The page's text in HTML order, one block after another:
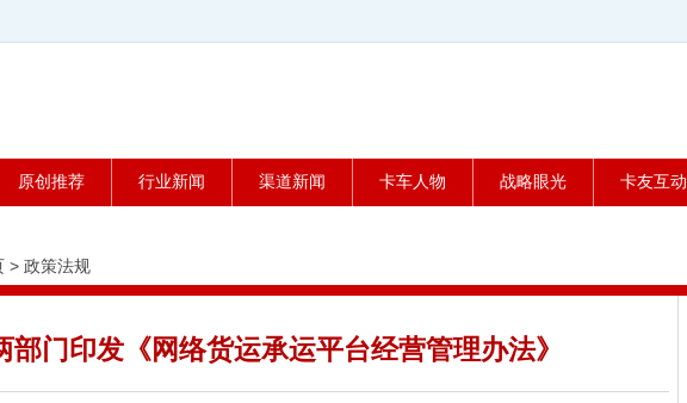
原创推荐 行业新闻 渠道新闻 卡车人物 战略眼光 卡友互动
> 政策法规
部门印发《网络货运承运平台经营管理办法》